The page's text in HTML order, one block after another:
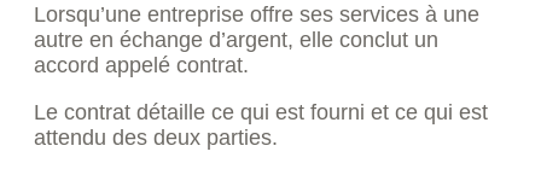
Lorsqu’une entreprise offre ses services à une
autre en échange d’argent, elle conclut un
accord appelé contrat.
Le contrat détaille ce qui est fourni et ce qui est
attendu des deux parties.